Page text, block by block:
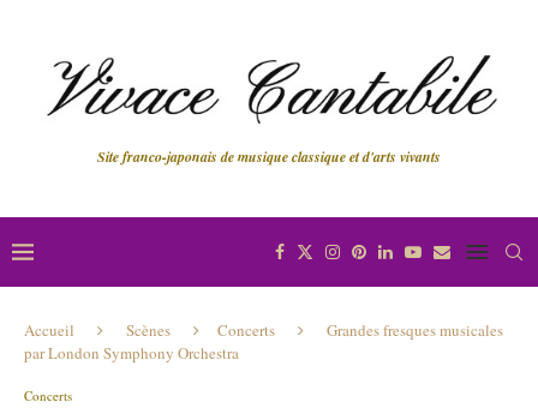
Site franco-japonais de musique classique et d'arts vivants
Accueil Scènes Concerts
Grandes fresques musicales
par London Symphony Orchestra
Concerts